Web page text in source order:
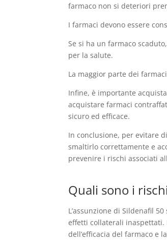
farmaco non si deteriori
I farmaci devono essere
Se si ha un farmaco
per la salute.
La maggior parte dei
Infine, è importante
acquistare farmaci
sicuro ed efficace.
In conclusione, per evitare
smaltirlo correttamente e
prevenire i rischi associati
Quali sono i
L’assunzione di Sildenafil
effetti collaterali inaspettati.
dell’efficacia del farmaco e